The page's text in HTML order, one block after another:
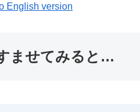
English version
ませてみると…